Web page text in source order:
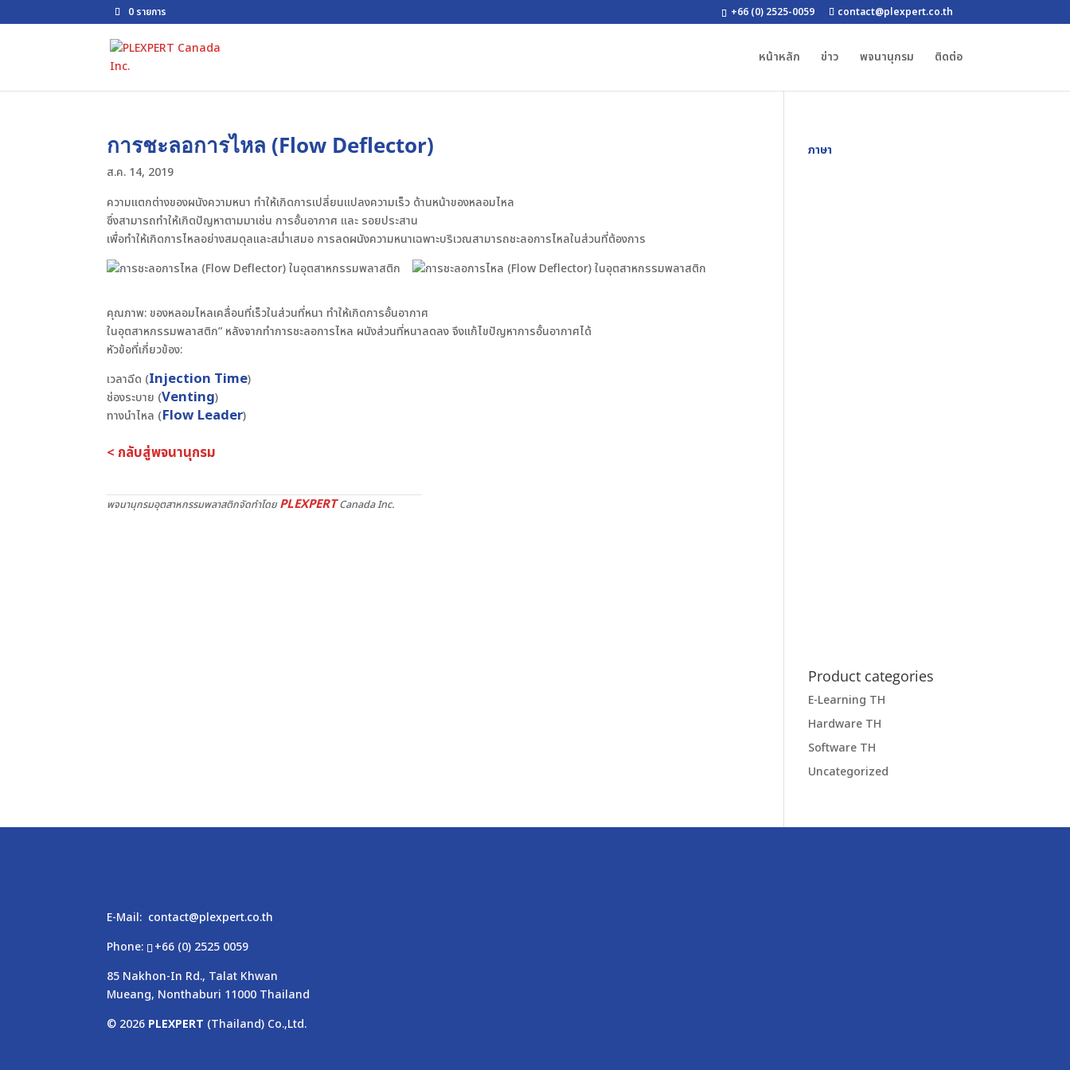
+66 (0) 2525-0059 contact@plexpert.co.th
0 รายการ
หน้าหลัก ข่าว พจนานุกรม ติดต่อ
การชะลอการไหล (Flow Deflector)
ส.ค. 14, 2019
ความแตกต่างของผนังความหนา ทำให้เกิดการเปลี่ยนแปลงความเร็ว ด้านหน้าของหลอมไหล
ซึ่งสามารถทำให้เกิดปัญหาตามมาเช่น การอั้นอากาศ และ รอยประสาน
เพื่อทำให้เกิดการไหลอย่างสมดุลและสม่ำเสมอ การลดผนังความหนาเฉพาะบริเวณสามารถชะลอการไหลในส่วนที่ต้องการ
คุณภาพ: ของหลอมไหลเคลื่อนที่เร็วในส่วนที่หนา ทำให้เกิดการอั้นอากาศ
ในอุตสาหกรรมพลาสติก” หลังจากทำการชะลอการไหล ผนังส่วนที่หนาลดลง จึงแก้ไขปัญหาการอั้นอากาศได้
หัวข้อที่เกี่ยวข้อง:
เวลาฉีด (Injection Time)
ช่องระบาย (Venting)
ทางนำไหล (Flow Leader)
< กลับสู่พจนานุกรม
พจนานุกรมอุตสาหกรรมพลาสติกจัดทำโดยPLEXPERTCanada Inc.
ภาษา
Product categories
E-Learning TH
Hardware TH
Software TH
Uncategorized
E-Mail: contact@plexpert.co.th
Phone:
+66 (0) 2525 0059
85 Nakhon-In Rd., Talat Khwan
Mueang, Nonthaburi 11000 Thailand
© 2026 PLEXPERT (Thailand) Co.,Ltd.